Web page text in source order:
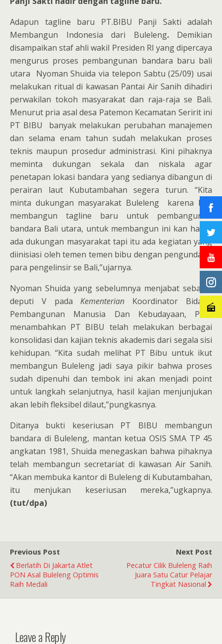
Adapun tagline baru PT.BIBU Panji Sakti adalah
Membangun Indonesia dari Buleleng. Demikian
disampaikan staf ahli wakil Presiden RI yang dipercaya
mengurus proses pembangunan bandara baru bali
utara Nyoman Shuida via telepon Sabtu (25/09) usai
melakukan ritual di kawasan Pantai Air Sanih dihadiri
perwakilan tokoh masyarakat dan raja-raja se Bali.
Menurut pria asal desa Patemon Kecamatan Seririt ini
PT BIBU banyak melakukan perubahan manajemen
dan selama enam tahun sudah melakukan proses
teknis maupun prosedur administrasi. Kini pihaknya
meminta dukungan sekala dan niskala agar
penetapan lokasi bandara yang sedianya dibangun di
perairan laut Kubutambahan segera turun. “Kita
minta dukungan masyarakat Buleleng karena kita
membangun tagline baru untuk pembangunan
bandara Bali utara, untuk membangun ini kan harus
ada dukungan masyarakat tapi itu ada kegiatan yang
diinisiasi oleh temen temen bibu dengan pengundang
para pengelinsir se Bali,”ujarnya.
Nyoman Shuida yang sebelumnya menjabat sebagai
deputi V padaKementerian Koordinator Bidang
Pembangunan Manusia Dan Kebudayaan, PMK
menambahkan PT BIBU telah melakukan berbagai
konsolidasi dan kajian teknis akademis dari segala sisi
kehidupan. “Kita sudah melihat PT Bibu untuk ikut
membangun Buleleng jadi saya pikir bahwa proses
sudah dipenuhi dan tembok ini akan menjadi point
untuk langkah selanjutnya, hasil kajian menjunjukan
akan lebih fleksibel dilaut,”pungkasnya.
Ditanya bukti keseriusan PT BIBU membangun
bandara di Buleleng, mantan ketua OSIS SMA TP 45
angkatan 1981, Shuida menegaskan bahwa pihaknya
telah membangun secretariat di kawasan Air Sanih.
“Akan membuka kantor di Buleleng di Kubutambahan,
itu menjukan keseriusan mereka,”ugkapnya.
(tut/dpa)
Previous Post
Berlatih Di Jakarta Atlet
PON Asal Buleleng Optimis
Raih Medali
Next Post
Pecatur Cilik Buleleng Raih
Juara Satu Catur Pelajar
Tingkat Nasional
Leave a Reply